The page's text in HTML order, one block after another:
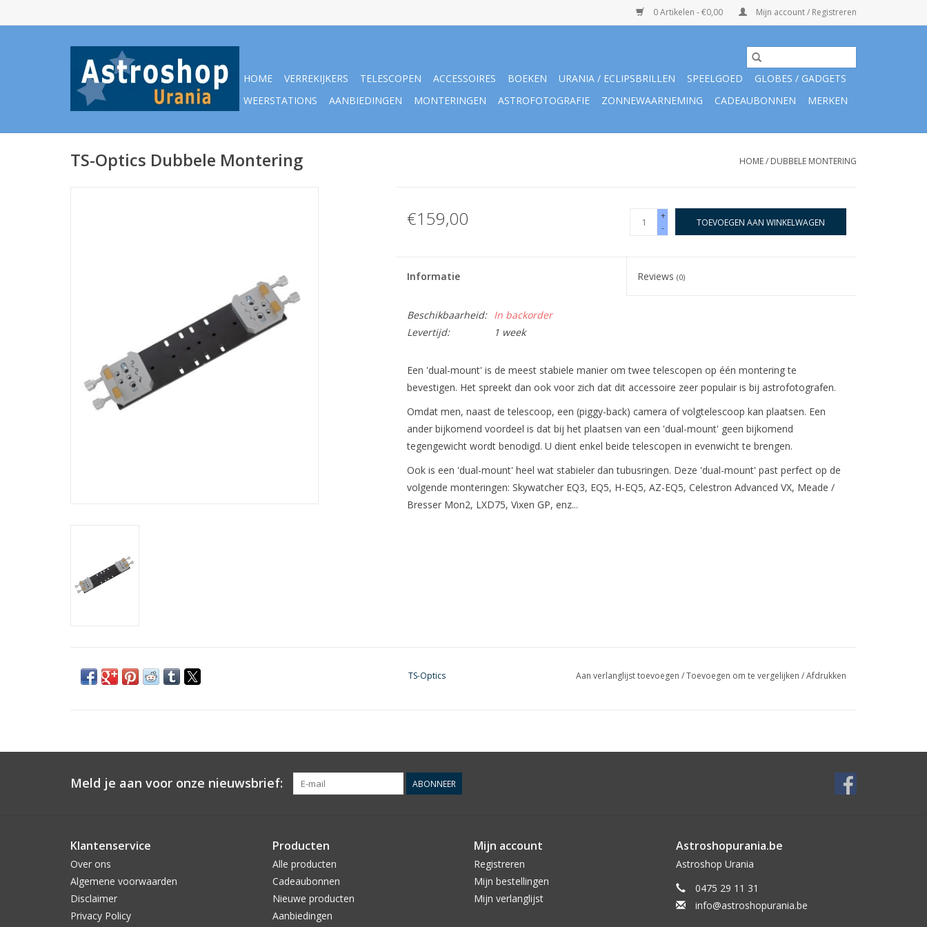
0 Artikelen - €0,00 Mijn account / Registreren
HOME VERREKIJKERS TELESCOPEN ACCESSOIRES BOEKEN URANIA / ECLIPSBRILLEN SPEELGOED
GLOBES / GADGETS
WEERSTATIONS
AANBIEDINGEN MONTERINGEN ASTROFOTOGRAFIE ZONNEWAARNEMING CADEAUBONNEN MERKEN
TS-Optics Dubbele Montering HOME/ DUBBELE MONTERING
€159,00
+
-
TOEVOEGEN AAN WINKELWAGEN
Informatie Reviews(0)
Beschikbaarheid:
In backorder
Levertijd:
1 week
Een 'dual-mount' is de meest stabiele manier om twee telescopen op één montering te
bevestigen. Het spreekt dan ook voor zich dat dit accessoire zeer populair is bij astrofotografen.
Omdat men, naast de telescoop, een (piggy-back) camera of volgtelescoop kan plaatsen. Een
ander bijkomend voordeel is dat bij het plaatsen van een 'dual-mount' geen bijkomend
tegengewicht wordt benodigd. U dient enkel beide telescopen in evenwicht te brengen.
Ook is een 'dual-mount' heel wat stabieler dan tubusringen. Deze 'dual-mount' past perfect op de
volgende monteringen: Skywatcher EQ3, EQ5, H-EQ5, AZ-EQ5, Celestron Advanced VX, Meade /
Bresser Mon2, LXD75, Vixen GP, enz...
TS-Optics Aan verlanglijst toevoegen /Toevoegen om te vergelijken /Afdrukken
Meld je aan voor onze nieuwsbrief: ABONNEER
Klantenservice
Over ons
Algemene voorwaarden
Disclaimer
Privacy Policy
Producten
Alle producten
Cadeaubonnen
Nieuwe producten
Aanbiedingen
Mijn account
Registreren
Mijn bestellingen
Mijn verlanglijst
Astroshopurania.be
Astroshop Urania
0475 29 11 31
info@astroshopurania.be